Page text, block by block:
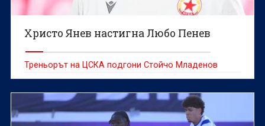
Христо Янев настигна Любо Пенев
Треньорът на ЦСКА подгони Стойчо Младенов